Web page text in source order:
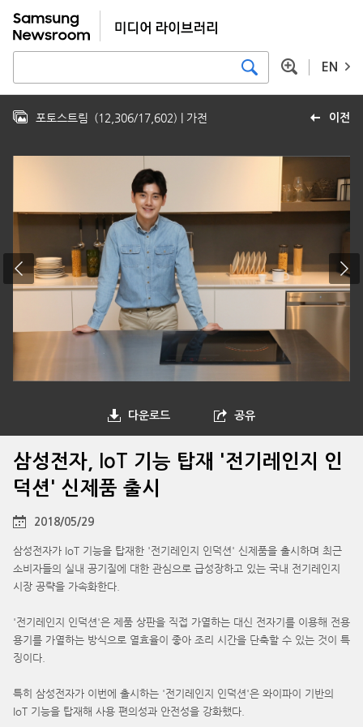
EN
이전
포토스트림 (12,306/17,602) | 가전
다운로드 공유
삼성전자, IoT 기능 탑재 '전기레인지 인
덕션' 신제품 출시
2018/05/29
삼성전자가 IoT 기능을 탑재한 '전기레인지 인덕션' 신제품을 출시하며 최근
소비자들의 실내 공기질에 대한 관심으로 급성장하고 있는 국내 전기레인지
시장 공략을 가속화한다.
'전기레인지 인덕션'은 제품 상판을 직접 가열하는 대신 전자기를 이용해 전용
용기를 가열하는 방식으로 열효율이 좋아 조리 시간을 단축할 수 있는 것이 특
징이다.
특히 삼성전자가 이번에 출시하는 '전기레인지 인덕션'은 와이파이 기반의
IoT 기능을 탑재해 사용 편의성과 안전성을 강화했다.